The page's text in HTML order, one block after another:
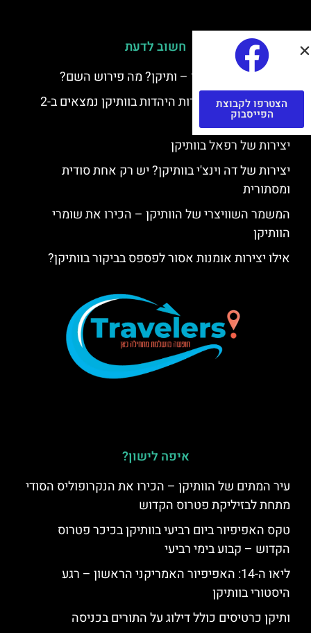
חשוב לדעת
למה קוראים לוותיקן – ותיקן? מה פירוש השם?
כתב יד ותיקן – אוצרות היהדות בוותיקן נמצאים ב-2
כתבי יד עתיקים
יצירות של רפאל בוותיקן
יצירות של דה וינצ'י בוותיקן? יש רק אחת סודית
ומסתורית
המשמר השוויצרי של הוותיקן – הכירו את שומרי
הוותיקן
אילו יצירות אומנות אסור לפספס בביקור בוותיקן?
איפה לישון?
עיר המתים של הוותיקן – הכירו את הנקרופוליס הסודי
מתחת לבזיליקת פטרוס הקדוש
טקס האפיפיור ביום רביעי בוותיקן בכיכר פטרוס
הקדוש – קבוע בימי רביעי
ליאו ה-14: האפיפיור האמריקני הראשון – רגע
היסטורי בוותיקן
ותיקן כרטיסים כולל דילוג על התורים בכניסה
הצטרפו לקבוצת
הפייסבוק